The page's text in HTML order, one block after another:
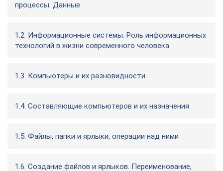
процессы. Данные
1.2. Информационные системы. Роль информационных
технологий в жизни современного человека
1.3. Компьютеры и их разновидности
1.4. Составляющие компьютеров и их назначения
1.5. Файлы, папки и ярлыки, операции над ними
1.6. Создание файлов и ярлыков. Переименование,